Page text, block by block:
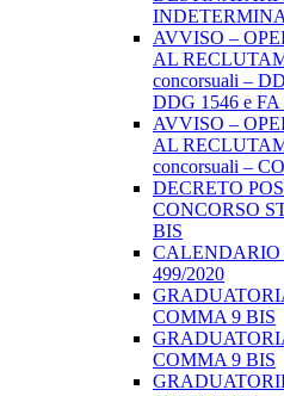
AVVISO –
AL
concorsuali –
DDG 1546 e FA
AVVISO –
AL
concorsuali –
DECRETO
CONCORSO
BIS
CALENDARIO
499/2020
COMMA 9 BIS
COMMA 9 BIS